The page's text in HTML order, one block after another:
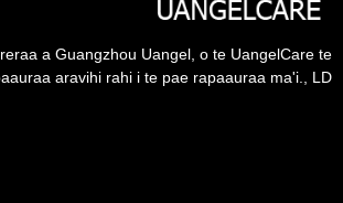
a Guangzhou Uangel, o te UangelCare te
aravihi rahi i te pae rapaauraa ma'i., LD